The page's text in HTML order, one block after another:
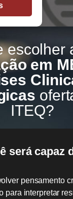
escolher
em
ITEQ?
será capaz
pensamento
para interpretar